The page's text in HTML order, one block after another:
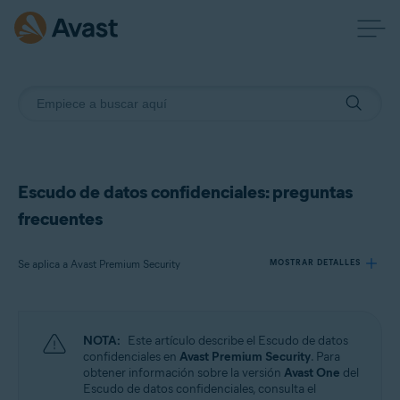
Escudo de datos confidenciales: preguntas
frecuentes
Se aplica a Avast Premium Security MOSTRAR DETALLES
Avast Premium Security
Sistemas operativos:
NOTA: Este artículo describe el Escudo de datos
confidenciales en Avast Premium Security. Para
obtener información sobre la versión Avast One del
Escudo de datos confidenciales, consulta el